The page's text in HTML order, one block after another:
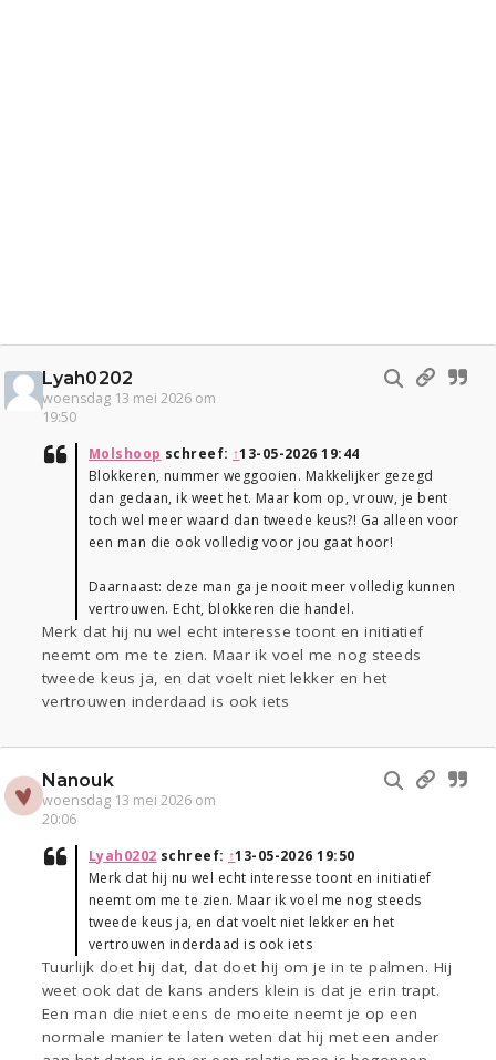
Lyah0202
woensdag 13 mei 2026 om
19:50
Molshoop schreef: ↑13-05-2026 19:44
Blokkeren, nummer weggooien. Makkelijker gezegd
dan gedaan, ik weet het. Maar kom op, vrouw, je bent
toch wel meer waard dan tweede keus?! Ga alleen voor
een man die ook volledig voor jou gaat hoor!
Daarnaast: deze man ga je nooit meer volledig kunnen
vertrouwen. Echt, blokkeren die handel.
Merk dat hij nu wel echt interesse toont en initiatief
neemt om me te zien. Maar ik voel me nog steeds
tweede keus ja, en dat voelt niet lekker en het
vertrouwen inderdaad is ook iets
Nanouk
woensdag 13 mei 2026 om
20:06
Lyah0202 schreef: ↑13-05-2026 19:50
Merk dat hij nu wel echt interesse toont en initiatief
neemt om me te zien. Maar ik voel me nog steeds
tweede keus ja, en dat voelt niet lekker en het
vertrouwen inderdaad is ook iets
Tuurlijk doet hij dat, dat doet hij om je in te palmen. Hij
weet ook dat de kans anders klein is dat je erin trapt.
Een man die niet eens de moeite neemt je op een
normale manier te laten weten dat hij met een ander